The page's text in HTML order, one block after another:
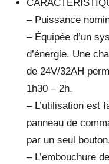
– Puissance
– Équipée d’un
d’énergie. Une
de 24V/32AH
1h30 – 2h.
– L’utilisation est
panneau de
par un seul
– L’embouchure